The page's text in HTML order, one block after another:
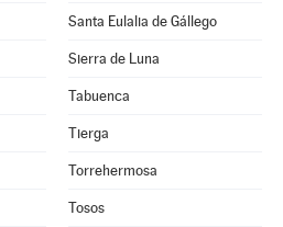
Santa Eulalia de Gállego
Sierra de Luna
Tabuenca
Tierga
Torrehermosa
Tosos